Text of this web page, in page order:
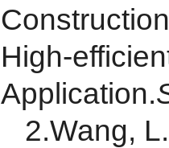
High-
Application.
2.Wang,